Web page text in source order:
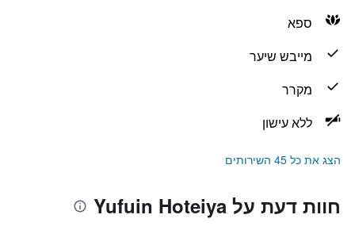
ספא
מייבש שיער
מקרר
ללא עישון
הצג את כל 45 השירותים
חוות דעת על Yufuin Hoteiya